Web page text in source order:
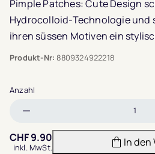
Pimple Patches: Cute Design
Hydrocolloid-Technologie und
ihren süssen Motiven ein
Produkt-Nr: 8809324922218
Anzahl
verringern
CHF9.90
inkl. MwSt. In den